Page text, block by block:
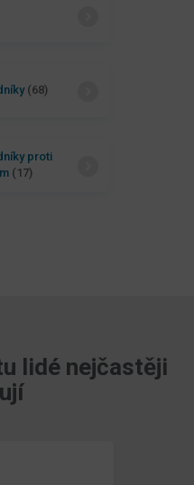
(68)
proti
(17)
lidé nejčastěji